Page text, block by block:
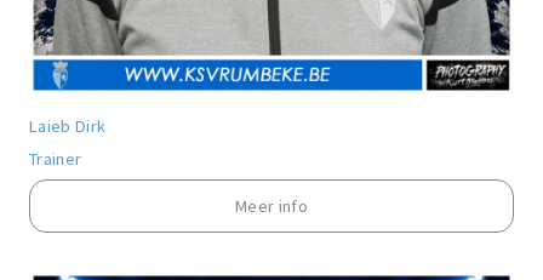
Laieb Dirk
Trainer
Meer info